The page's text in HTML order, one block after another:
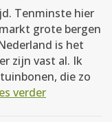
Tenminste hier
grote bergen
is het
zijn vast al. Ik
die zo
verder